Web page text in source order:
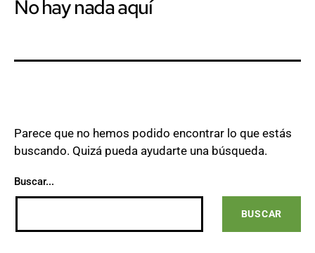
No hay nada aquí
Parece que no hemos podido encontrar lo que estás
buscando. Quizá pueda ayudarte una búsqueda.
Buscar...